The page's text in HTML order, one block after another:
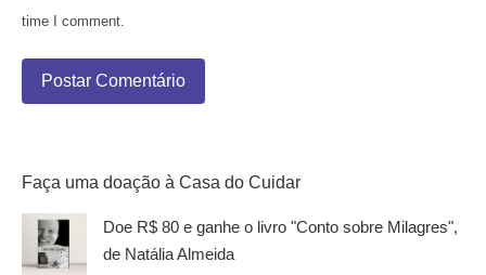
time I comment.
Postar Comentário
Faça uma doação à Casa do Cuidar
Doe R$ 80 e ganhe o livro "Conto sobre Milagres",
de Natália Almeida